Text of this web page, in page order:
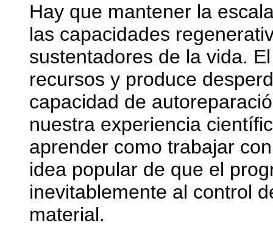
Hay que mantener la
las capacidades
sustentadores de la vida.
recursos y produce
capacidad de
nuestra experiencia
aprender como trabajar
idea popular de que el
inevitablemente al control
material.